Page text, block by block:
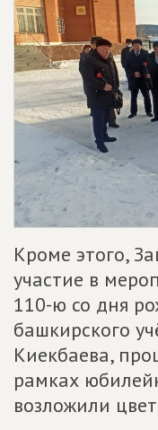
Кроме этого,
участие в
110-ю со дня
башкирского
Киекбаева,
рамках
возложили